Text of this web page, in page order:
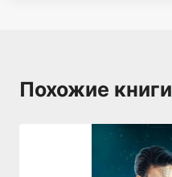
Похожие книги